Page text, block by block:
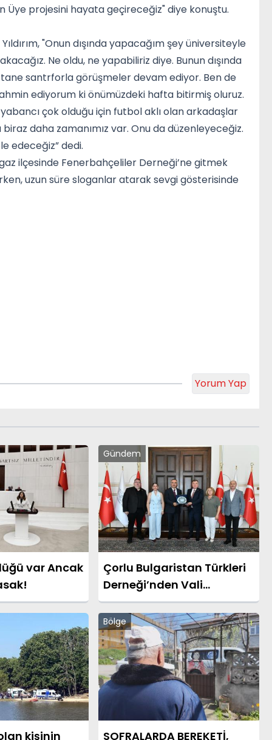
Üye projesini hayata geçireceğiz" diye konuştu.
"Onun dışında yapacağım şey üniversiteyle
Ne oldu, ne yapabiliriz diye. Bunun dışında
santrforla görüşmeler devam ediyor. Ben de
ediyorum ki önümüzdeki hafta bitirmiş oluruz.
çok olduğu için futbol aklı olan arkadaşlar
daha zamanımız var. Onu da düzenleyeceğiz.
edeceğiz” dedi.
ilçesinde Fenerbahçeliler Derneği’ne gitmek
uzun süre sloganlar atarak sevgi gösterisinde
Yorum Yap
var Ancak
Gündem
Çorlu Bulgaristan Türkleri
Derneği’nden Vali
Soytürk’e Ziyaret
kişinin
Bölge
SOFRALARDA BEREKETİ,